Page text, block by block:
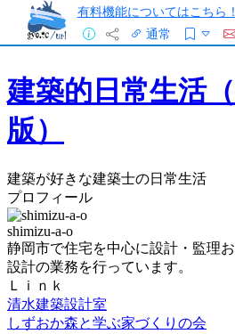
有料機能についてはこちら！
通常